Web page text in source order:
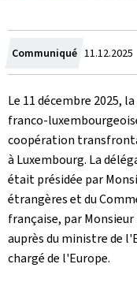
Communiqué Crée
le
11.12.2025
Le 11 décembre 2025,
franco-
coopération
à Luxembourg. La
était présidée par
étrangères et du
française, par
auprès du ministre de
chargé de l'Europe.